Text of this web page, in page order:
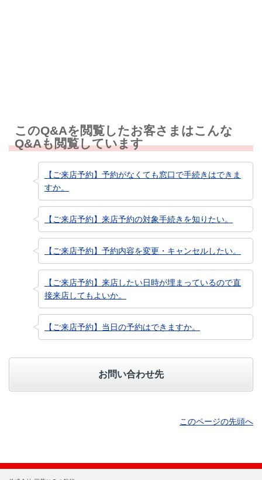
このQ&Aを閲覧したお客さまはこんな
Q&Aも閲覧しています
【ご来店予約】予約がなくても窓口で手続きはできま
すか。
【ご来店予約】来店予約の対象手続きを知りたい。
【ご来店予約】予約内容を変更・キャンセルしたい。
【ご来店予約】来店したい日時が埋まっているので直
接来店してもよいか。
【ご来店予約】当日の予約はできますか。
お問い合わせ先
このページの先頭へ